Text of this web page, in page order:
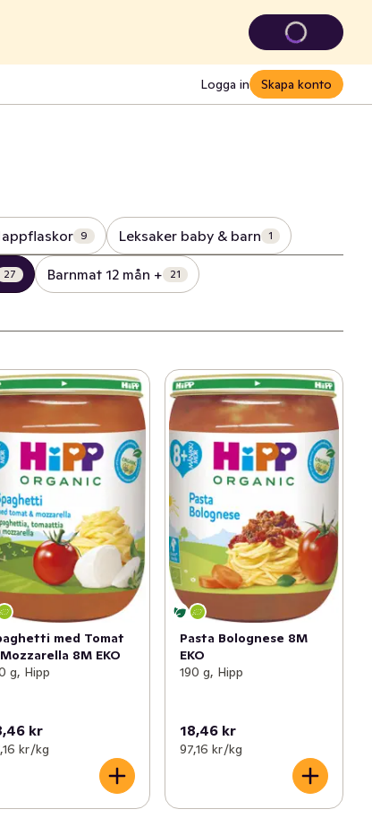
Logga in Skapa konto
9 Leksaker baby & barn 1
27 Barnmat 12 mån + 21
med Tomat
8M EKO
g, Hipp
kr
kr /kg
Pasta Bolognese 8M
EKO
190 g, Hipp
18,46 kr
97,16 kr /kg